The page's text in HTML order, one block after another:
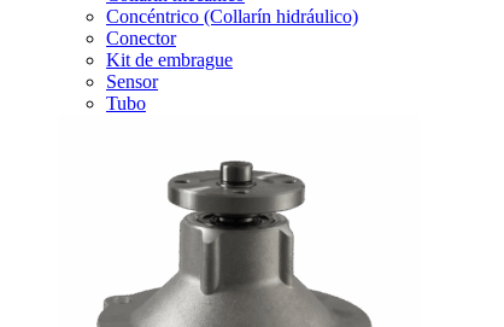
Concéntrico (Collarín hidráulico)
Conector
Kit de embrague
Sensor
Tubo